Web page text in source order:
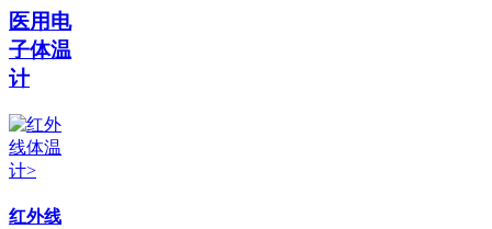
医用电
子体温
计
红外线